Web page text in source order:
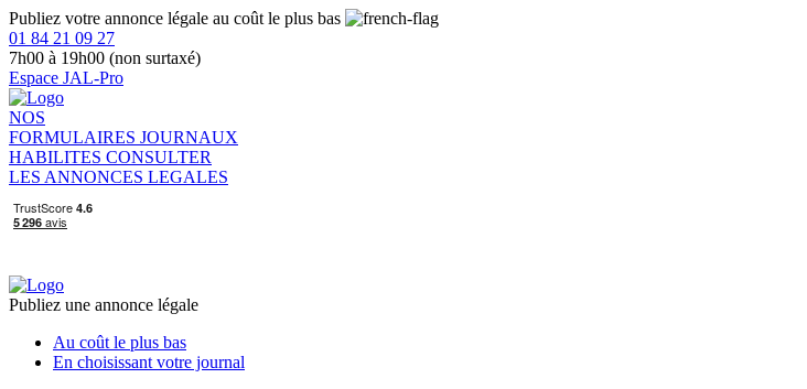
Publiez votre annonce légale au coût le plus bas
01 84 21 09 27
7h00 à 19h00 (non surtaxé)
Espace JAL-Pro
NOS
FORMULAIRES JOURNAUX
HABILITES CONSULTER
LES ANNONCES LEGALES
Publiez une annonce légale
Au coût le plus bas
En choisissant votre journal